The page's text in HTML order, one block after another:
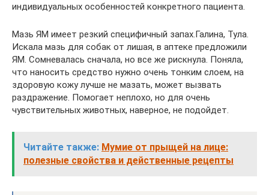
индивидуальных особенностей конкретного пациента.
Мазь ЯМ имеет резкий специфичный запах.Галина, Тула.
Искала мазь для собак от лишая, в аптеке предложили
ЯМ. Сомневалась сначала, но все же рискнула. Поняла,
что наносить средство нужно очень тонким слоем, на
здоровую кожу лучше не мазать, может вызвать
раздражение. Помогает неплохо, но для очень
чувствительных животных, наверное, не подойдет.
Читайте также: Мумие от прыщей на лице:
полезные свойства и действенные рецепты